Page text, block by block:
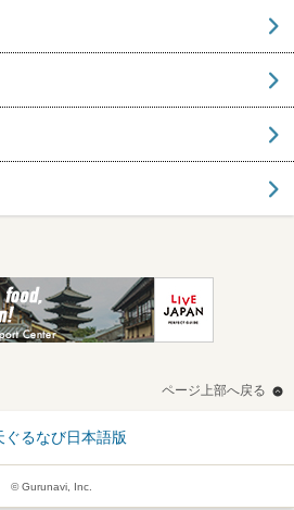
ページ上部へ戻る
ぐるなび日本語版
© Gurunavi, Inc.